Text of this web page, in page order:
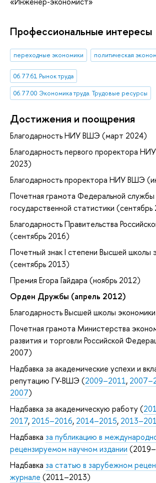
Профессиональные интересы
переходные экономики политическая
06.77.61 Рынок труда
06.77.00 Экономика труда. Трудовые ресурсы
Достижения и поощрения
Благодарность НИУ ВШЭ (март 2024)
Благодарность первого проректора
2023)
Благодарность проректора НИУ ВШЭ
Почетная грамота Федеральной службы
государственной статистики
Благодарность Правительства
(сентябрь 2016)
Почетный знак I степени Высшей школы
(сентябрь 2013)
Премия Егора Гайдара (ноябрь 2012)
Орден Дружбы (апрель 2012)
Благодарность Высшей школы
Почетная грамота Министерства
развития и торговли Российской
2007)
Надбавка за академические успехи и
репутацию ГУ-ВШЭ (2009–2011,
2007)
Надбавка за академическую работу (
2017, 2015–2016, 2014–2015,
Надбавка за публикацию в
рецензируемом научном издании
Надбавка за статью в зарубежном
журнале (2011–2013)